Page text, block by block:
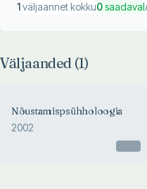
1väljaannet kokku0saadaval
Väljaanded (1)
Nõustamispsühholoogia
2002